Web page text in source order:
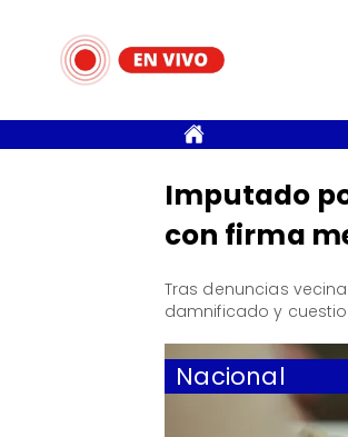
Nacional
Imputado
con firma
Tras denuncias
damnificado y